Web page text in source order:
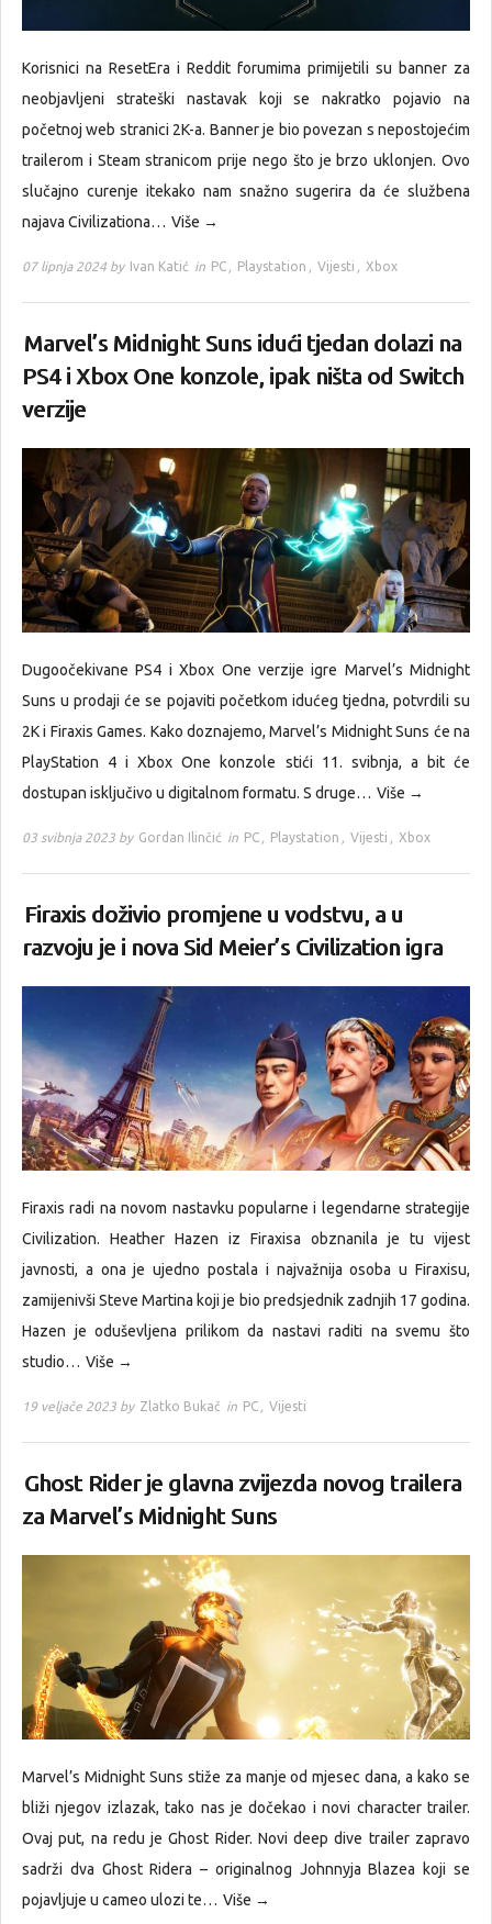
Korisnici na ResetEra i Reddit forumima primijetili su banner za
neobjavljeni strateški nastavak koji se nakratko pojavio na
početnoj web stranici 2K-a. Banner je bio povezan s nepostojećim
trailerom i Steam stranicom prije nego što je brzo uklonjen. Ovo
slučajno curenje itekako nam snažno sugerira da će službena
najava Civilizationa… Više →
07 lipnja 2024 by Ivan Katić in PC , Playstation , Vijesti , Xbox
Marvel’s Midnight Suns idući tjedan dolazi na
PS4 i Xbox One konzole, ipak ništa od Switch
verzije
Dugoočekivane PS4 i Xbox One verzije igre Marvel’s Midnight
Suns u prodaji će se pojaviti početkom idućeg tjedna, potvrdili su
2K i Firaxis Games. Kako doznajemo, Marvel’s Midnight Suns će na
PlayStation 4 i Xbox One konzole stići 11. svibnja, a bit će
dostupan isključivo u digitalnom formatu. S druge… Više →
03 svibnja 2023 by Gordan Ilinčić in PC , Playstation , Vijesti , Xbox
Firaxis doživio promjene u vodstvu, a u
razvoju je i nova Sid Meier’s Civilization igra
Firaxis radi na novom nastavku popularne i legendarne strategije
Civilization. Heather Hazen iz Firaxisa obznanila je tu vijest
javnosti, a ona je ujedno postala i najvažnija osoba u Firaxisu,
zamijenivši Steve Martina koji je bio predsjednik zadnjih 17 godina.
Hazen je oduševljena prilikom da nastavi raditi na svemu što
studio… Više →
19 veljače 2023 by Zlatko Bukač in PC , Vijesti
Ghost Rider je glavna zvijezda novog trailera
za Marvel’s Midnight Suns
Marvel’s Midnight Suns stiže za manje od mjesec dana, a kako se
bliži njegov izlazak, tako nas je dočekao i novi character trailer.
Ovaj put, na redu je Ghost Rider. Novi deep dive trailer zapravo
sadrži dva Ghost Ridera – originalnog Johnnyja Blazea koji se
pojavljuje u cameo ulozi te… Više →